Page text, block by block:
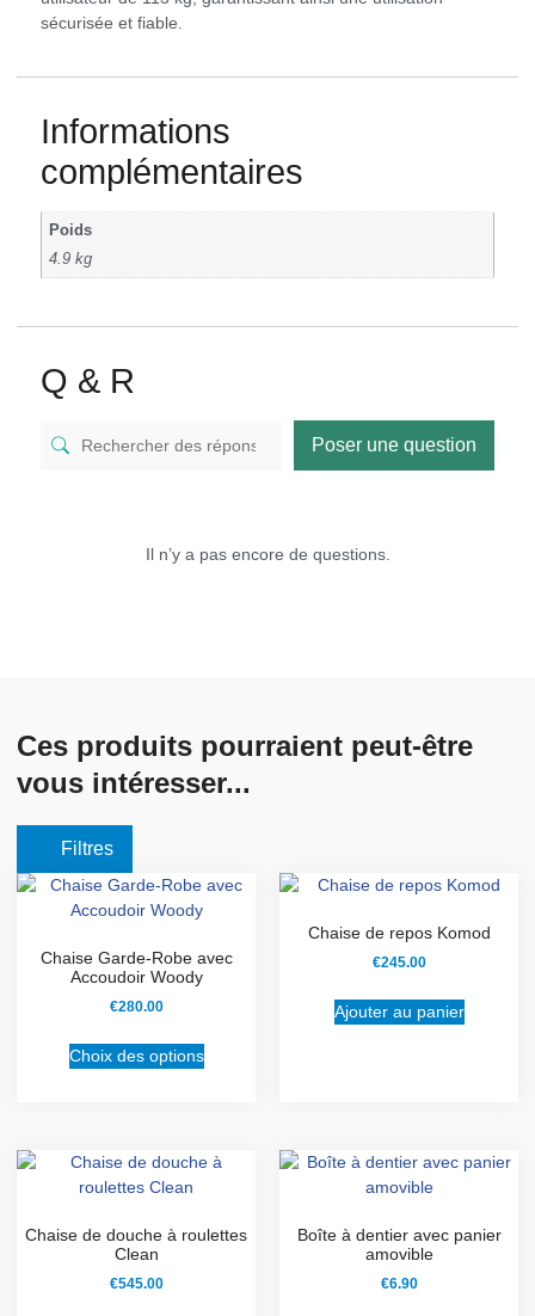
sécurisée et fiable.
Informations
complémentaires
Poids
4.9 kg
Q & R
Poser une question
Il n’y a pas encore de questions.
Ces produits pourraient peut-être
vous intéresser...
Filtres
Chaise Garde-Robe avec
Accoudoir Woody
€280.00
Choix des options
Chaise de repos Komod
€245.00
Ajouter au panier
Chaise de douche à roulettes
Clean
€545.00
Boîte à dentier avec panier
amovible
€6.90